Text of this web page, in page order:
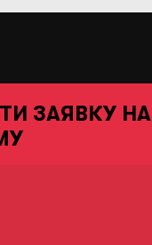
ЗАЯВКУ НА